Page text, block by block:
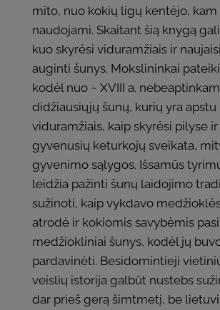
mito, nuo kokių ligų kentėjo, kam
naudojami. Skaitant šią knygą
kuo skyrėsi viduramžiais ir
auginti šunys. Mokslininkai
kodėl nuo ~ XVIII a.
didžiausiųjų šunų, kurių yra apstu
viduramžiais, kaip skyrėsi pilyse
gyvenusių keturkojų sveikata,
gyvenimo sąlygos. Išsamūs
leidžia pažinti šunų laidojimo
sužinoti, kaip vykdavo
atrodė ir kokiomis savybėmis
medžiokliniai šunys, kodėl jų
pardavinėti. Besidomintieji
veislių istorija galbūt nustebs
dar prieš gerą šimtmetį, be